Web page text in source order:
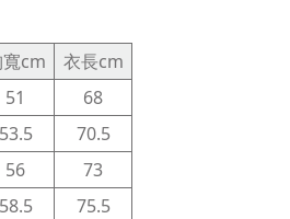
寬cm
衣長cm
51
68
53.5
70.5
56
73
58.5
75.5